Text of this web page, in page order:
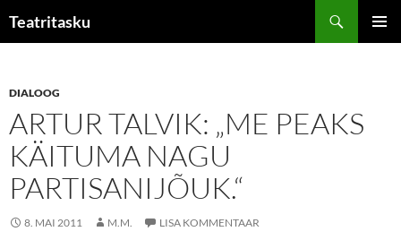
sisu
Teatritasku
DIALOOG
ARTUR TALVIK: „ME PEAKS
KÄITUMA NAGU
PARTISANIJÕUK.“
8. MAI 2011 M.M. LISA KOMMENTAAR